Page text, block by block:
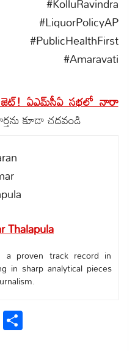
#LiquorPolicyAP
#Amaravati
జెట్! ఏఎమ్‌సీఏ సభలో నారా
కూడా చదవండి
Thalapula
a proven track record in
in sharp analytical pieces
Share